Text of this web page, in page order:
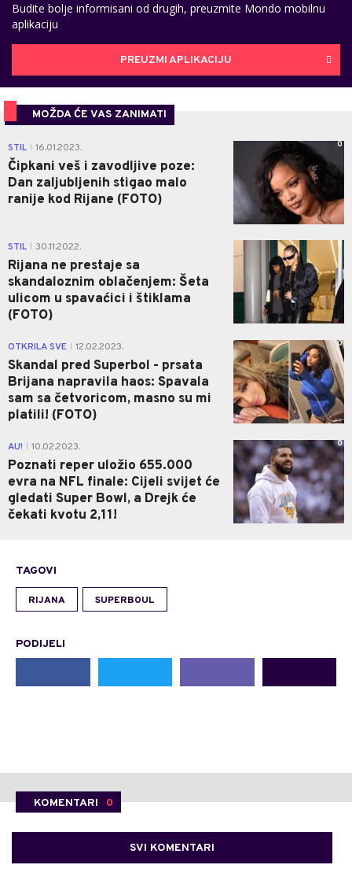
Budite bolje informisani od drugih, preuzmite Mondo mobilnu
aplikaciju
PREUZMI APLIKACIJU
MOŽDA ĆE VAS ZANIMATI
STIL 16.01.2023.
Čipkani veš i zavodljive poze:
Dan zaljubljenih stigao malo
ranije kod Rijane (FOTO)
0
STIL 30.11.2022.
Rijana ne prestaje sa
skandaloznim oblačenjem: Šeta
ulicom u spavaćici i štiklama
(FOTO)
0
OTKRILA SVE 12.02.2023.
Skandal pred Superbol - prsata
Brijana napravila haos: Spavala
sam sa četvoricom, masno su mi
platili! (FOTO)
0
AU! 10.02.2023.
Poznati reper uložio 655.000
evra na NFL finale: Cijeli svijet će
gledati Super Bowl, a Drejk će
čekati kvotu 2,11!
0
TAGOVI
RIJANA SUPERBOUL
PODIJELI
KOMENTARI 0
SVI KOMENTARI